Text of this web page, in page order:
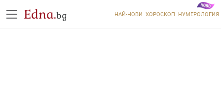
Edna.bg НАЙ-НОВИ ХОРОСКОП НУМЕРОЛОГИЯ